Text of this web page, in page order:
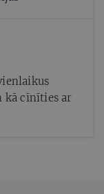
kā cīnīties ar